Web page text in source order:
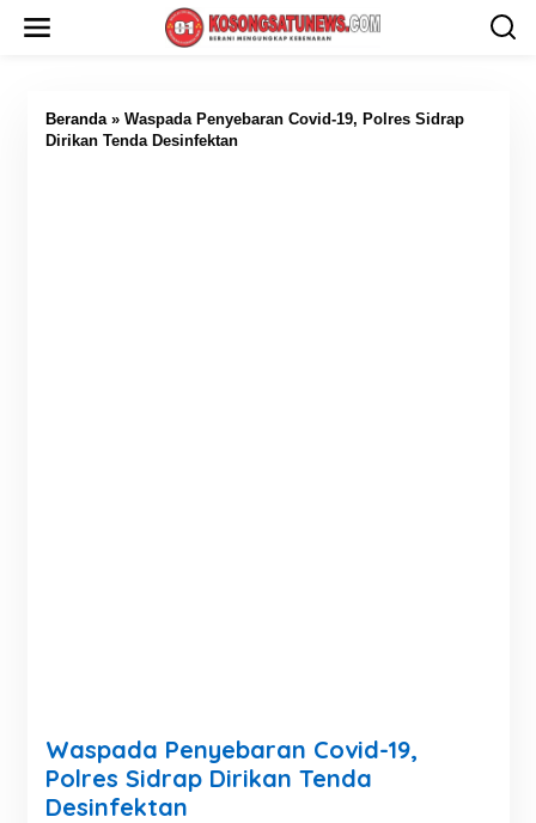
Beranda» Waspada Penyebaran Covid-19, Polres Sidrap
Dirikan Tenda Desinfektan
Waspada Penyebaran Covid-19,
Polres Sidrap Dirikan Tenda
Desinfektan